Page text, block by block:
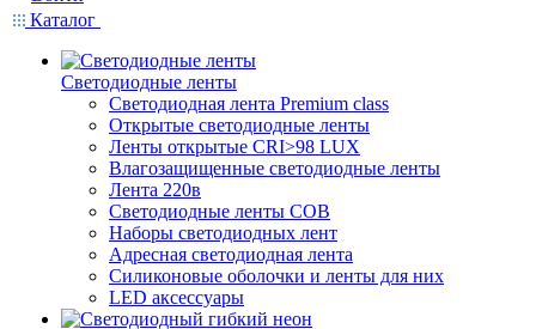
Каталог
Светодиодные ленты
Светодиодная лента Premium class
Открытые светодиодные ленты
Ленты открытые CRI>98 LUX
Влагозащищенные светодиодные ленты
Лента 220в
Светодиодные ленты COB
Наборы светодиодных лент
Адресная светодиодная лента
Силиконовые оболочки и ленты для них
LED аксессуары